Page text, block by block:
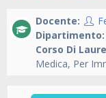
Docente:
Dipartimento:
Corso Di
Medica, Per